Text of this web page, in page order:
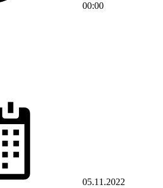
00:00
05.11.2022